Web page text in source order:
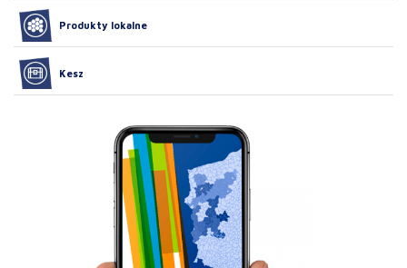
Produkty lokalne
Kesz